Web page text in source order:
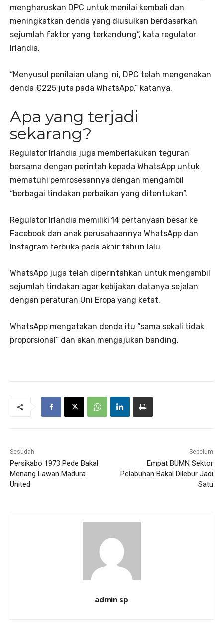
mengharuskan DPC untuk menilai kembali dan
meningkatkan denda yang diusulkan berdasarkan
sejumlah faktor yang terkandung”, kata regulator
Irlandia.
“Menyusul penilaian ulang ini, DPC telah mengenakan
denda €225 juta pada WhatsApp,” katanya.
Apa yang terjadi
sekarang?
Regulator Irlandia juga memberlakukan teguran
bersama dengan perintah kepada WhatsApp untuk
mematuhi pemrosesannya dengan mengambil
“berbagai tindakan perbaikan yang ditentukan”.
Regulator Irlandia memiliki 14 pertanyaan besar ke
Facebook dan anak perusahaannya WhatsApp dan
Instagram terbuka pada akhir tahun lalu.
WhatsApp juga telah diperintahkan untuk mengambil
sejumlah tindakan agar kebijakan datanya sejalan
dengan peraturan Uni Eropa yang ketat.
WhatsApp mengatakan denda itu “sama sekali tidak
proporsional” dan akan mengajukan banding.
Sesudah
Persikabo 1973 Pede Bakal
Menang Lawan Madura
United
Sebelum
Empat BUMN Sektor
Pelabuhan Bakal Dilebur Jadi
Satu
admin sp